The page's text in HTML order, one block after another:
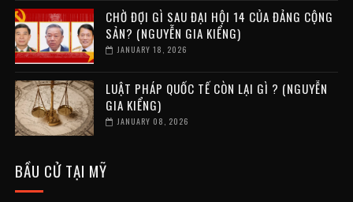
CHỜ ĐỢI GÌ SAU ĐẠI HỘI 14 CỦA ĐẢNG CỘNG
SẢN? (NGUYỄN GIA KIỂNG)
JANUARY 18, 2026
LUẬT PHÁP QUỐC TẾ CÒN LẠI GÌ ? (NGUYỄN
GIA KIỂNG)
JANUARY 08, 2026
BẦU CỬ TẠI MỸ